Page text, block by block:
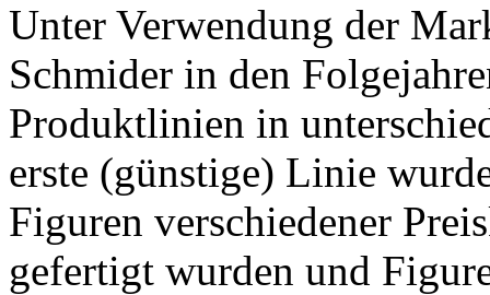
Unter Verwendung der
Schmider in den
Produktlinien in
erste (günstige) Linie
Figuren verschiedener
gefertigt wurden und